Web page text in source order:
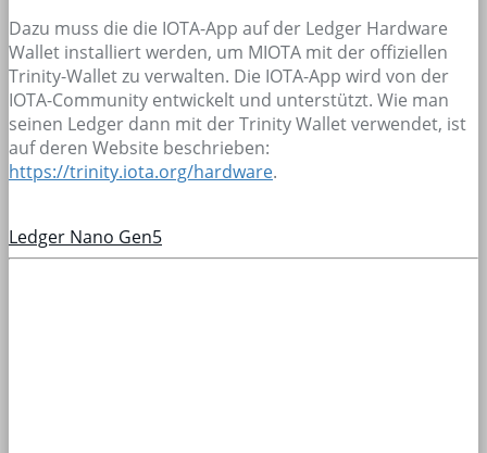
Dazu muss die die IOTA-App auf der Ledger Hardware
Wallet installiert werden, um MIOTA mit der offiziellen
Trinity-Wallet zu verwalten. Die IOTA-App wird von der
IOTA-Community entwickelt und unterstützt. Wie man
seinen Ledger dann mit der Trinity Wallet verwendet, ist
auf deren Website beschrieben:
https://trinity.iota.org/hardware.
Ledger Nano Gen5